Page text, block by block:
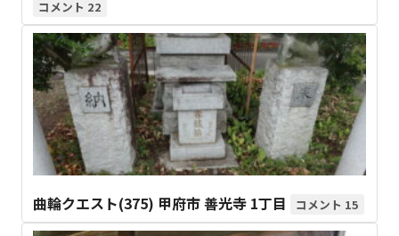
22
曲輪クエスト(375) 甲府市 善光寺 1丁目 15